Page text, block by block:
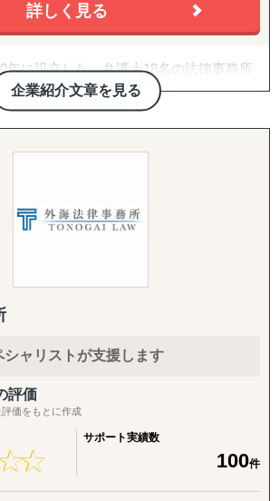
ティング戦略や販売チャネルを見つけ出
」
慣習、文化を把握できていない」
ンド、製品・サービスの適合性など、多
対応しております。
きます。
者へのヒアリングなど多くのサービス
だきます。
るご担当者の方は、壁打ちからでも対
ずはご相談ください。
・失敗したのかわからない」といったご
きます。
詳しく見る
企業紹介文章を見る
年に設立した、弁護士18名の法律事務所
、組織化された弁護士のチーム力が、複
イアント様の課題に対し、迅速かつ最適
問題解決（ソリューション）を提供する
います。
トラリア、欧米を中心に、海外進出や取
なリーガルサービスを提供しておりま
出規模に関わらずご利用いただけます。
は、英語および中国語による業務やドキ
等にも対応しており、翻訳会社等を通さ
分野についての対応が可能です。 費用面
小企業の事業者の皆様にも十分に活用
に配慮して設定しておりますので、お
せください。
ャリストが支援します
評価
価をもとに作成
★
★
サポート実績数
100件